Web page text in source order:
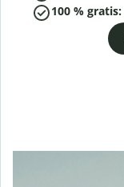
100 % gratis: